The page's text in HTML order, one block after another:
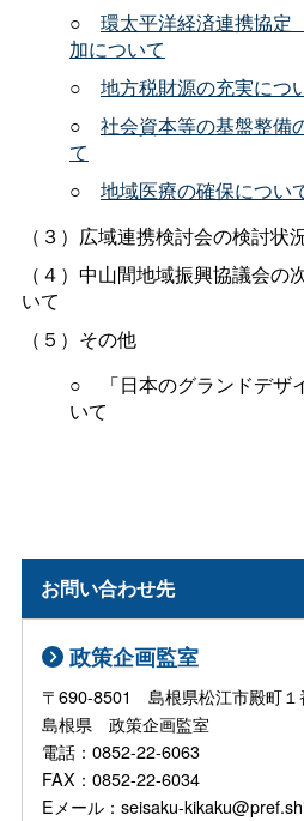
○ 環太平洋経済連携協定
加について
○ 地方税財源の充実につ
○ 社会資本等の基盤整備
て
○ 地域医療の確保につい
（３）広域連携検討会の検討状
（４）中山間地域振興協議会の
いて
（５）その他
○ 「日本のグランドデザ
いて
お問い合わせ先
政策企画監室
〒690-8501 島根県松江市殿町１
島根県 政策企画監室
電話：0852-22-6063
FAX：0852-22-6034
Eメール：seisaku-